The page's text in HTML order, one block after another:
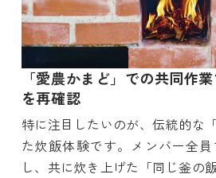
「愛農かまど」での共同作
を再確認
特に注目したいのが、伝統的な
た炊飯体験です。メンバー全
し、共に炊き上げた「同じ釜の